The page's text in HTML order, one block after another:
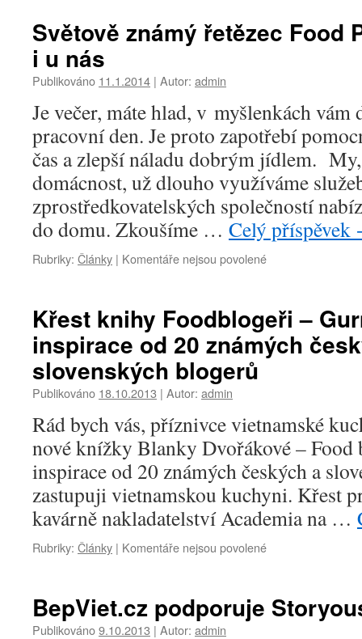
Světově známý řetězec Food
i u nás
Publikováno 11.1.2014 | Autor: admin
Je večer, máte hlad, v myšlenkách vám
pracovní den. Je proto zapotřebí
čas a zlepší náladu dobrým jídlem.
domácnost, už dlouho využíváme
zprostředkovatelských společností
do domu. Zkoušíme … Celý příspěvek
Rubriky: Články | Komentáře nejsou povolenéu
Světově
známý
řetězec
konečně
i
u
nás
Křest knihy Foodblogeři –
inspirace od 20 známých
slovenských blogerů
Publikováno 18.10.2013 | Autor: admin
Rád bych vás, příznivce vietnamské
nové knížky Blanky Dvořákové – Food
inspirace od 20 známých českých a
zastupuji vietnamskou kuchyni. Křest
kavárně nakladatelství Academia na …
Rubriky: Články | Komentáře nejsou povolenéu
Křest
BepViet.cz podporuje
Publikováno9.10.2013 | Autor: admin